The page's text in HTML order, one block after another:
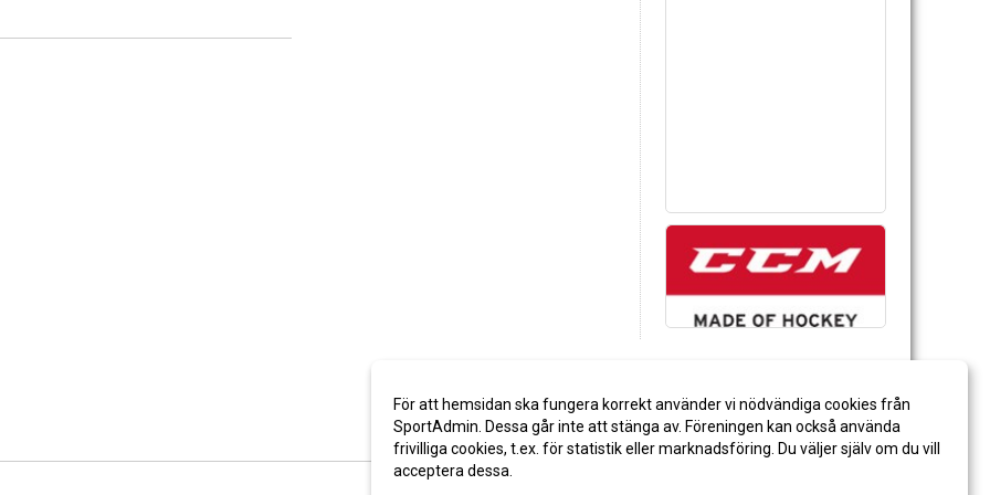
För att hemsidan ska fungera korrekt använder vi nödvändiga cookies från
SportAdmin. Dessa går inte att stänga av. Föreningen kan också använda
frivilliga cookies, t.ex. för statistik eller marknadsföring. Du väljer själv om du vill
acceptera dessa.